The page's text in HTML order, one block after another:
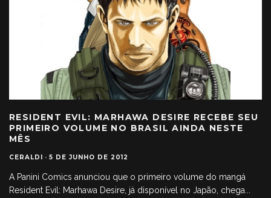
RESIDENT EVIL: MARHAWA DESIRE RECEBE SEU
PRIMEIRO VOLUME NO BRASIL AINDA NESTE
MÊS
CERALDI · 5 DE JUNHO DE 2012
A Panini Comics anunciou que o primeiro volume do mangá
Resident Evil: Marhawa Desire, já disponível no Japão, chega...